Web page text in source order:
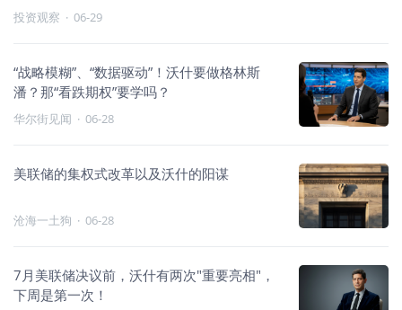
投资观察 · 06-29
“战略模糊”、“数据驱动”！沃什要做格林斯
潘？那“看跌期权”要学吗？
华尔街见闻 · 06-28
美联储的集权式改革以及沃什的阳谋
沧海一土狗 · 06-28
7月美联储决议前，沃什有两次"重要亮相"，
下周是第一次！